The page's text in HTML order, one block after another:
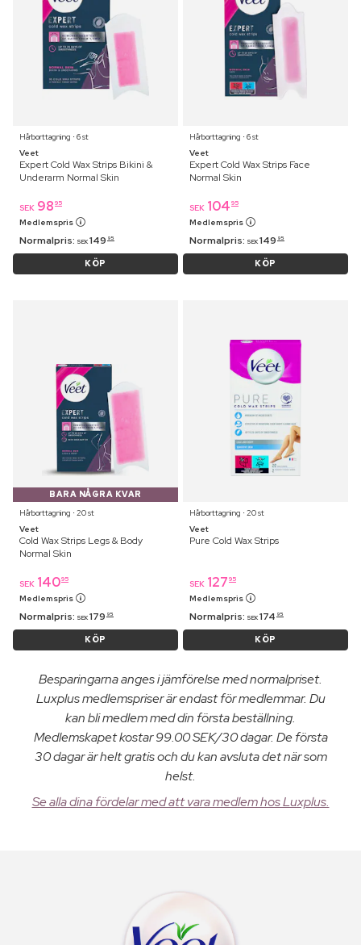
Hårborttagning ⋅ 6 st
Veet
Expert Cold Wax Strips Bikini &
Underarm Normal Skin
SEK 98 95
Medlemspris
Normalpris: SEK 149 95
KÖP
Hårborttagning ⋅ 6 st
Veet
Expert Cold Wax Strips Face
Normal Skin
SEK 104 95
Medlemspris
Normalpris: SEK 149 95
KÖP
BARA NÅGRA KVAR
Hårborttagning ⋅ 20 st
Veet
Cold Wax Strips Legs & Body
Normal Skin
SEK 14095
Medlemspris
Normalpris: SEK 179 95
KÖP
Hårborttagning ⋅ 20 st
Veet
Pure Cold Wax Strips
SEK 127 95
Medlemspris
Normalpris: SEK 174 95
KÖP
Besparingarna anges i jämförelse med normalpriset.
Luxplus medlemspriser är endast för medlemmar. Du
kan bli medlem med din första beställning.
Medlemskapet kostar 99.00 SEK/30 dagar. De första
30 dagar är helt gratis och du kan avsluta det när som
helst.
Se alla dina fördelar med att vara medlem hos Luxplus.